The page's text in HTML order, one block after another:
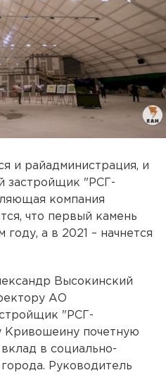
и райадминистрация, и
застройщик "РСГ-
компания
что первый камень
а в 2021 – начнется
Высокинский
АО
"РСГ-
Кривошеину почетную
в социально-
Руководитель